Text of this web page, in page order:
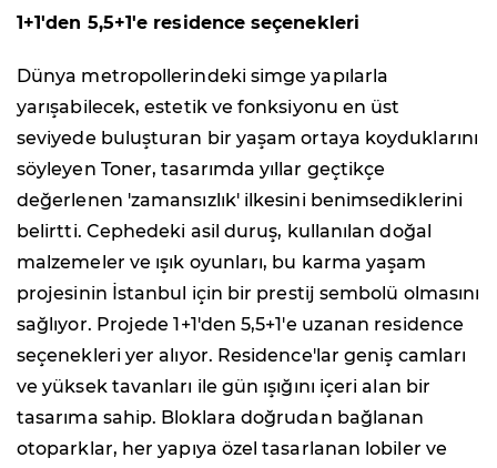
1+1'den 5,5+1'e residence seçenekleri
Dünya metropollerindeki simge yapılarla
yarışabilecek, estetik ve fonksiyonu en üst
seviyede buluşturan bir yaşam ortaya koyduklarını
söyleyen Toner, tasarımda yıllar geçtikçe
değerlenen 'zamansızlık' ilkesini benimsediklerini
belirtti. Cephedeki asil duruş, kullanılan doğal
malzemeler ve ışık oyunları, bu karma yaşam
projesinin İstanbul için bir prestij sembolü olmasını
sağlıyor. Projede 1+1'den 5,5+1'e uzanan residence
seçenekleri yer alıyor. Residence'lar geniş camları
ve yüksek tavanları ile gün ışığını içeri alan bir
tasarıma sahip. Bloklara doğrudan bağlanan
otoparklar, her yapıya özel tasarlanan lobiler ve